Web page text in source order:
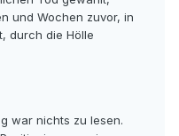
und Wochen zuvor, in
durch die Hölle
war nichts zu lesen.